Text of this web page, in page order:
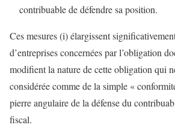
contribuable de défendre sa position.
Ces mesures (i) élargissent
d’entreprises concernées par l’obligation
modifient la nature de cette obligation qui
considérée comme de la simple «
pierre angulaire de la défense du
fiscal.